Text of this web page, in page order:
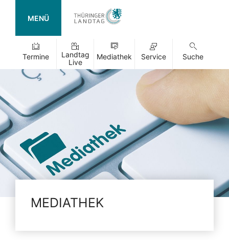
MENÜ
Termine
Landtag
Live
Mediathek Service Suche
MEDIATHEK